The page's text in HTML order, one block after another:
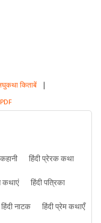
किताबें |
हिंदी प्रेरक कथा
कथाएं
हिंदी पत्रिका
हिंदी नाटक
हिंदी प्रेम कथाएँ